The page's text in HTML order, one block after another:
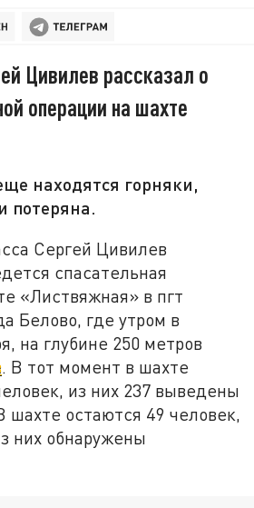
Цивилев рассказал о
операции на шахте
находятся горняки,
потеряна.
Сергей Цивилев
спасательная
«Листвяжная» в пгт
Белово, где утром в
на глубине 250 метров
. В тот момент в шахте
из них 237 выведены
шахте остаются 49 человек,
них обнаружены